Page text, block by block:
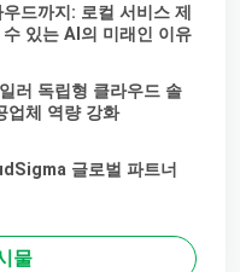
드까지: 로컬 서비스 제
있는 AI의 미래인 이유
러 독립형 클라우드 솔
업체 역량 강화
글로벌 파트너
물